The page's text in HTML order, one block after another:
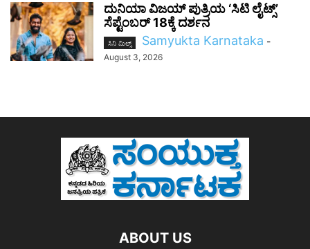
ದುನಿಯಾ ವಿಜಯ್ ಪುತ್ರಿಯ ‘ಸಿಟಿ ಲೈಟ್ಸ್’
ಸೆಪ್ಟೆಂಬರ್ 18ಕ್ಕೆ ದರ್ಶನ
ಸಿನಿ ಮಿಲ್ಸ್ Samyukta Karnataka -
August 3, 2026
ABOUT US